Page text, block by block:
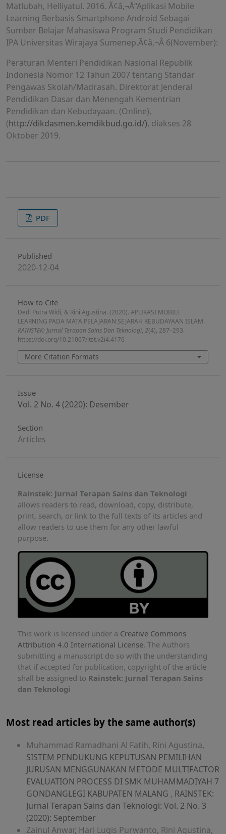
Matlubah, Helliyatul. 2016. Ã¢â‚¬Å“Aplikasi Mobile
Learning Berbasis Smartphone Android Sebagai
Sumber Belajar Mahasiswa Program Studi Pendidikan
IPA Universitas Wirajaya Sumenep.Ã¢â‚¬Â 6(November):
Peraturan Menteri Pendidikan Nasional Republik
Indonesia Nomor 12 Tahun 2007 tentang Standar
Pengawas Skolah/Madrasah. Direktorat Jenderal
Pendidikan Dasar dan Menengah Kementrian
Pendidikan dan Kebudayaan. (Online),
(http://dikdasmen.kemdikbud.go.id/), diakses 28
Oktober 2019.
PDF
Published
2020-12-04
How to Cite
Dedi Putra Widi, & Rini Agustina. (2020). APLIKASI MOBILE
LEARNING PADA MATA PELAJARAN SEJARAH KEBUDAYAAN ISLAM.
RAINSTEK: Jurnal Terapan Sains Dan Teknologi, 2(4), 287–293.
https://doi.org/10.21067/jtst.v2i4.4176
More Citation Formats
Issue
Vol. 2 No. 4 (2020): Desember
Section
Articles
License
Rainstek: Jurnal Terapan Sains dan Teknologi
allows readers to read, download, copy, distribute,
print, search, or link to the full texts of its articles and
allow readers to use them for any other lawful
purpose.
This work is licensed under a Creative Commons
Attribution 4.0 International License. The Authors
submitting a manuscript do so with the understanding
that if accepted for publication, copyright of the article
shall be assigned to Rainstek: Jurnal Terapan Sains
dan Teknologi
Most read articles by the same author(s)
Muhammad Ramadhani Al Fatih, Rini Agustina,
SISTEM PENDUKUNG KEPUTUSAN PEMILIHAN
JURUSAN MENGGUNAKAN METODE MULTIFACTOR
EVALUATION PROCESS DI SMK MUHAMMADIYAH 7
GONDANGLEGI KABUPATEN MALANG , RAINSTEK:
Jurnal Terapan Sains dan Teknologi: Vol. 2 No. 3
(2020): September
Zainul Anwar, Hari Lugis Purwanto, Rini Agustina,